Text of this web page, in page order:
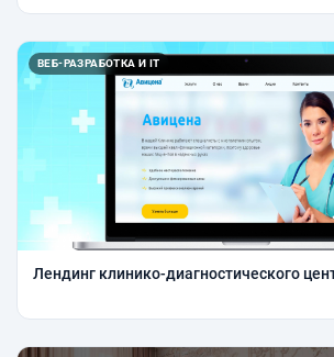
ВЕБ-РАЗРАБОТКА И IT
Лендинг клинико-диагностического